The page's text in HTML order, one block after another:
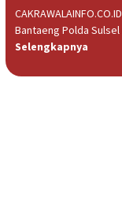
Bantaeng Polda
Selengkapnya